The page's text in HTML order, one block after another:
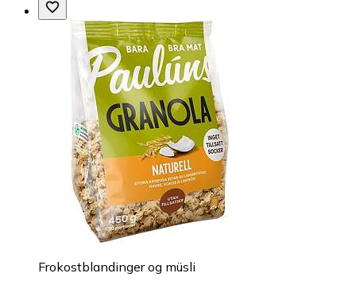
Frokostblandinger og müsli